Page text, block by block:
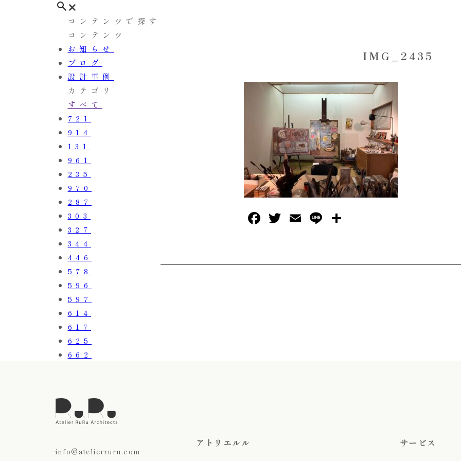
コンテンツで探す
コンテンツ
お知らせ
ブログ
設計事例
カテゴリ
すべて
721
914
131
961
235
970
287
303
327
344
446
578
596
597
614
617
625
662
IMG_2435
Facebook
Twitter
EmailLine
info@atelierruru.com
アトリエルル サービス